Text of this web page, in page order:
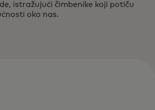
istražujući čimbenike koji potiču
oko nas.